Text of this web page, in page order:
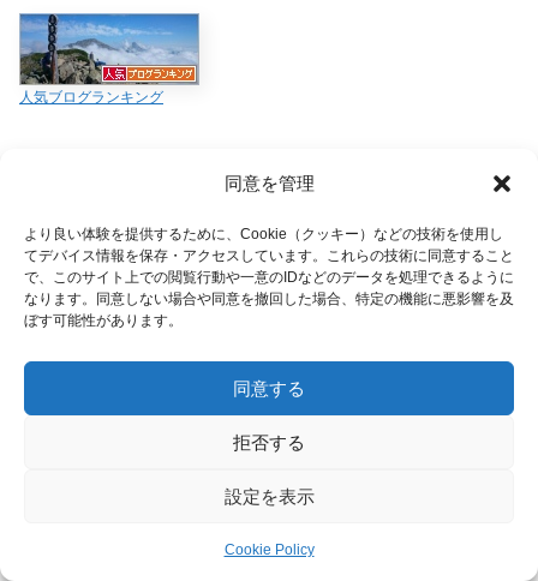
同意を管理
より良い体験を提供するために、Cookie（クッキー）などの技術を使用し
てデバイス情報を保存・アクセスしています。これらの技術に同意すること
で、このサイト上での閲覧行動や一意のIDなどのデータを処理できるように
なります。同意しない場合や同意を撤回した場合、特定の機能に悪影響を及
ぼす可能性があります。
同意する
拒否する
設定を表示
Cookie Policy
人気ブログランキング
広告
シェアする
Facebook
山好きをフォローする